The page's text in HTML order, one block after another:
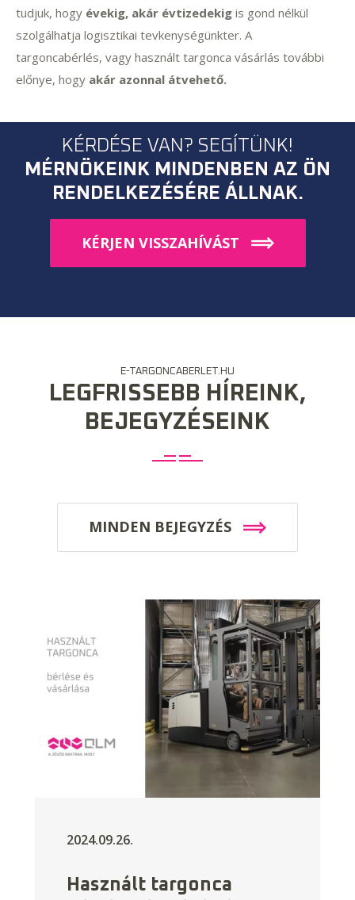
tudjuk, hogy évekig, akár évtizedekig is gond nélkül
szolgálhatja logisztikai tevkenységünkter. A
targoncabérlés, vagy használt targonca vásárlás további
előnye, hogy akár azonnal átvehető.
KÉRDÉSE VAN? SEGÍTÜNK!
MÉRNÖKEINK MINDENBEN AZ ÖN
RENDELKEZÉSÉRE ÁLLNAK.
KÉRJEN VISSZAHÍVÁST
E-TARGONCABERLET.HU
LEGFRISSEBB HÍREINK,
BEJEGYZÉSEINK
MINDEN BEJEGYZÉS
2024.09.26.
Használt targonca